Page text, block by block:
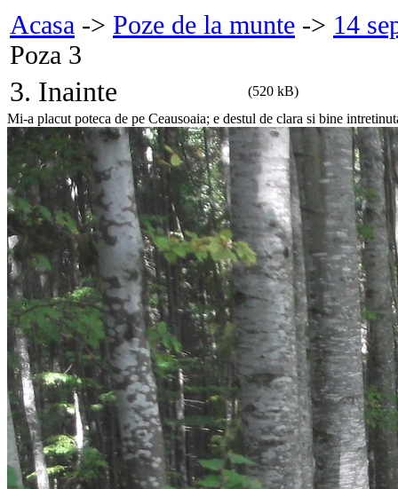
Acasa -> Poze de la munte -> 14
Poza 3
3. Inainte
(520 kB)
Mi-a placut poteca de pe Ceausoaia; e destul de clara si bine